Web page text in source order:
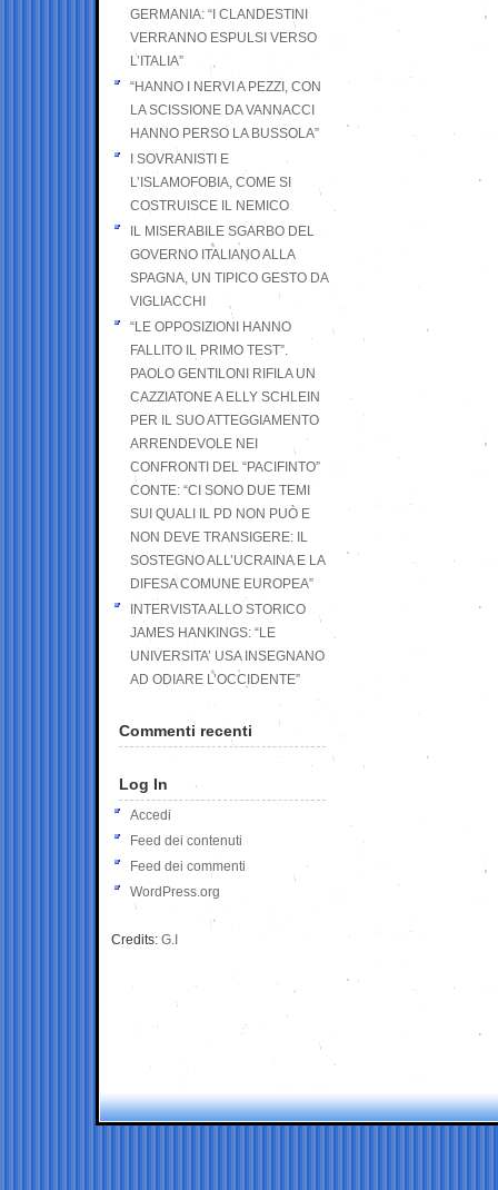
GERMANIA: “I CLANDESTINI
VERRANNO ESPULSI VERSO
L’ITALIA”
“HANNO I NERVI A PEZZI, CON
LA SCISSIONE DA VANNACCI
HANNO PERSO LA BUSSOLA”
I SOVRANISTI E
L’ISLAMOFOBIA, COME SI
COSTRUISCE IL NEMICO
IL MISERABILE SGARBO DEL
GOVERNO ITALIANO ALLA
SPAGNA, UN TIPICO GESTO DA
VIGLIACCHI
“LE OPPOSIZIONI HANNO
FALLITO IL PRIMO TEST”.
PAOLO GENTILONI RIFILA UN
CAZZIATONE A ELLY SCHLEIN
PER IL SUO ATTEGGIAMENTO
ARRENDEVOLE NEI
CONFRONTI DEL “PACIFINTO”
CONTE: “CI SONO DUE TEMI
SUI QUALI IL PD NON PUÒ E
NON DEVE TRANSIGERE: IL
SOSTEGNO ALL’UCRAINA E LA
DIFESA COMUNE EUROPEA”
INTERVISTA ALLO STORICO
JAMES HANKINGS: “LE
UNIVERSITA’ USA INSEGNANO
AD ODIARE L’OCCIDENTE”
Commenti recenti
Log In
Accedi
Feed dei contenuti
Feed dei commenti
WordPress.org
Credits: G.I